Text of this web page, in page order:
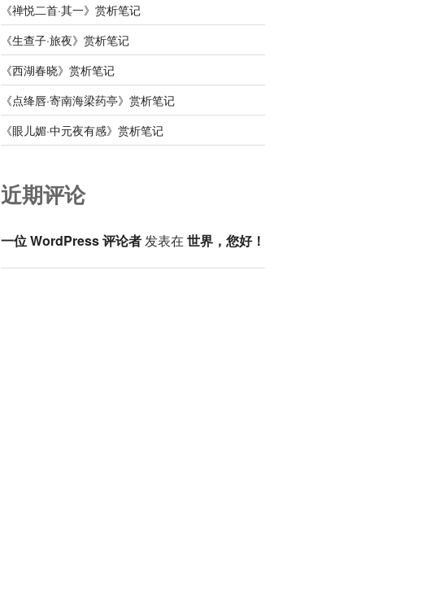
《禅悦二首·其一》赏析笔记
《生查子·旅夜》赏析笔记
《西湖春晓》赏析笔记
《点绛唇·寄南海梁药亭》赏析笔记
《眼儿媚·中元夜有感》赏析笔记
近期评论
一位 WordPress 评论者发表在 世界，您好！